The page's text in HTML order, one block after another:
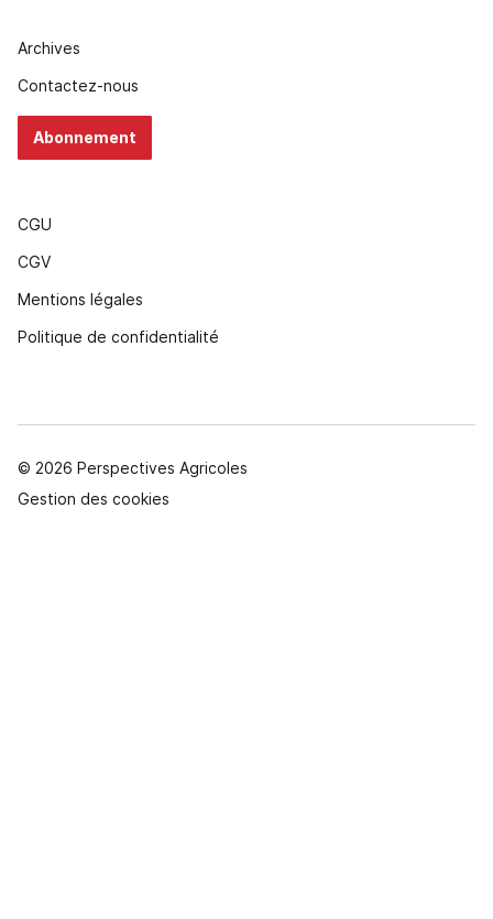
Archives
Contactez-nous
Abonnement
CGU
CGV
Mentions légales
Politique de confidentialité
© 2026 Perspectives Agricoles
Gestion des cookies